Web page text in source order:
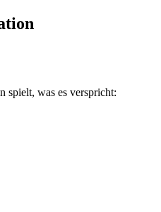
spielt, was es verspricht: